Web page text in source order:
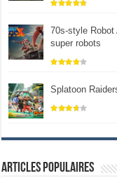
70s-style
super robots
Splatoon
Articles populaires